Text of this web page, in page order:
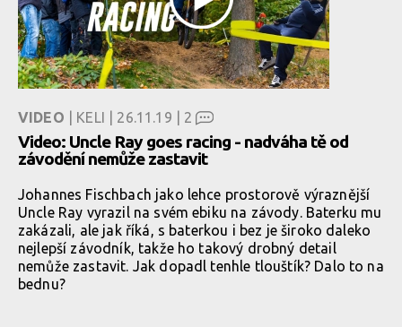
VIDEO | KELI | 26.11.19 | 2
Video: Uncle Ray goes racing - nadváha tě od
závodění nemůže zastavit
Johannes Fischbach jako lehce prostorově výraznější
Uncle Ray vyrazil na svém ebiku na závody. Baterku mu
zakázali, ale jak říká, s baterkou i bez je široko daleko
nejlepší závodník, takže ho takový drobný detail
nemůže zastavit. Jak dopadl tenhle tlouštík? Dalo to na
bednu?